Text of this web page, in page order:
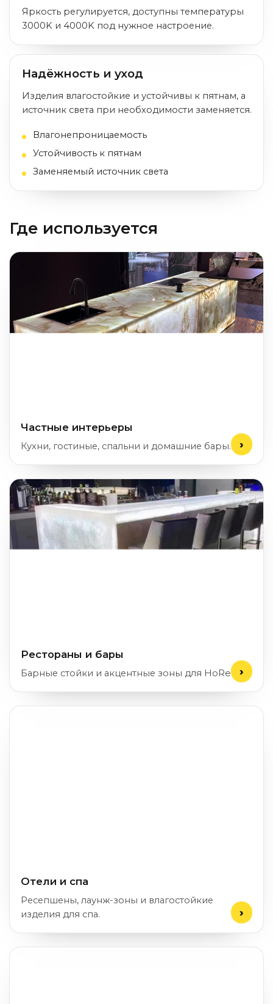
Яркость регулируется, доступны температуры
3000K и 4000K под нужное настроение.
Надёжность и уход
Изделия влагостойкие и устойчивы к пятнам, а
источник света при необходимости заменяется.
Влагонепроницаемость
Устойчивость к пятнам
Заменяемый источник света
Где используется
Частные интерьеры
Кухни, гостиные, спальни и домашние бары.
Рестораны и бары
Барные стойки и акцентные зоны для HoReCa.
Отели и спа
Ресепшены, лаунж-зоны и влагостойкие
изделия для спа.